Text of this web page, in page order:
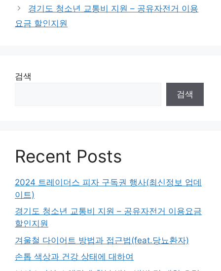
리
경기도 청소년 교통비 지원 – 공유자전거 이용
요금 할인지원
검색
검색
Recent Posts
2024 트레이더스 피자 구독권 행사(최신정보 업데
이트)
경기도 청소년 교통비 지원 – 공유자전거 이용요금
할인지원
겨울철 다이어트 방법과 접근법(feat.당뇨환자)
손톱 색상과 건강 상태에 대하여